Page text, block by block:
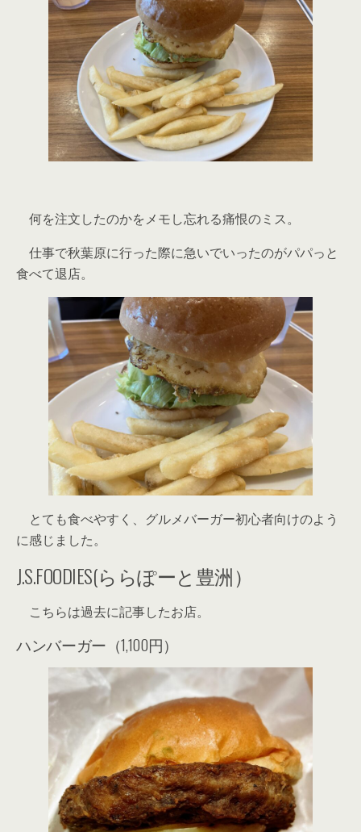
何を注文したのかをメモし忘れる痛恨のミス。
仕事で秋葉原に行った際に急いでいったのがパパっと
食べて退店。
とても食べやすく、グルメバーガー初心者向けのよう
に感じました。
J.S.FOODIES(ららぽーと豊洲）
こちらは過去に記事したお店。
ハンバーガー（1,100円）